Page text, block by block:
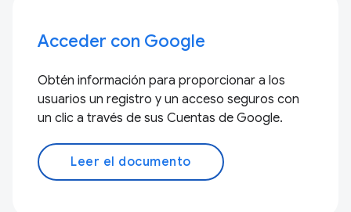
Acceder con Google
Obtén información para proporcionar a los
usuarios un registro y un acceso seguros con
un clic a través de sus Cuentas de Google.
Leer el documento